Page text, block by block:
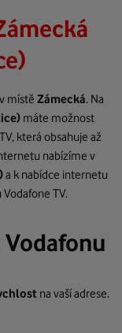
místě Zámecká. Na
máte možnost
která obsahuje až
nabízíme v
a k nabídce internetu
TV.
na vaší adrese.